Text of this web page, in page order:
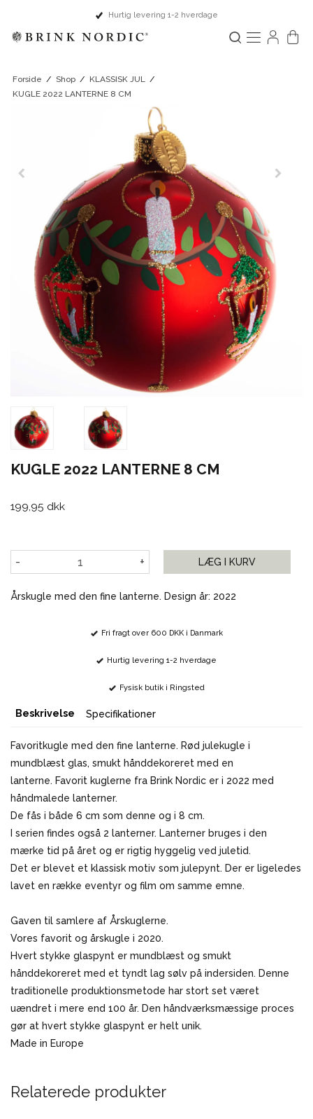
Hurtig levering 1-2 hverdage
Forside / Shop / KLASSISK JUL /
KUGLE 2022 LANTERNE 8 CM
KUGLE 2022 LANTERNE 8 CM
199,95 dkk
- + LÆG I KURV
Årskugle med den fine lanterne. Design år: 2022
Fri fragt over 600 DKK i Danmark
Hurtig levering 1-2 hverdage
Fysisk butik i Ringsted
Beskrivelse Specifikationer
Favoritkugle med den fine lanterne. Rød julekugle i
mundblæst glas, smukt hånddekoreret med en
lanterne. Favorit kuglerne fra Brink Nordic er i 2022 med
håndmalede lanterner.
De fås i både 6 cm som denne og i 8 cm.
I serien findes også 2 lanterner. Lanterner bruges i den
mærke tid på året og er rigtig hyggelig ved juletid.
Det er blevet et klassisk motiv som julepynt. Der er ligeledes
lavet en række eventyr og film om samme emne.
Gaven til samlere af Årskuglerne.
Vores favorit og årskugle i 2020.
Hvert stykke glaspynt er mundblæst og smukt
hånddekoreret med et tyndt lag sølv på indersiden. Denne
traditionelle produktionsmetode har stort set været
uændret i mere end 100 år. Den håndværksmæssige proces
gør at hvert stykke glaspynt er helt unik.
Made in Europe
Relaterede produkter